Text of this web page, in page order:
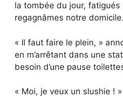
la tombée du jour, fatigués
regagnâmes notre domicile.
« Il faut faire le plein, »
en m’arrêtant dans une
besoin d’une pause
« Moi, je veux un slushie !